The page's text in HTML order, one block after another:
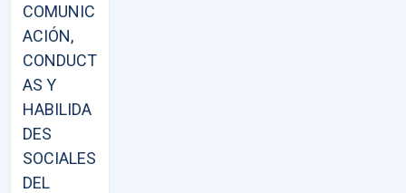
COMUNIC
ACIÓN,
CONDUCT
AS Y
HABILIDA
DES
SOCIALES
DEL